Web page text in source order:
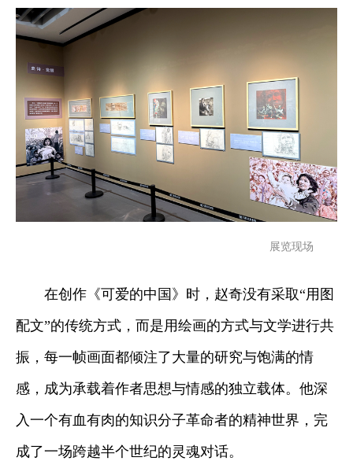
展览现场
在创作《可爱的中国》时，赵奇没有采取“用图
配文”的传统方式，而是用绘画的方式与文学进行共
振，每一帧画面都倾注了大量的研究与饱满的情
感，成为承载着作者思想与情感的独立载体。他深
入一个有血有肉的知识分子革命者的精神世界，完
成了一场跨越半个世纪的灵魂对话。